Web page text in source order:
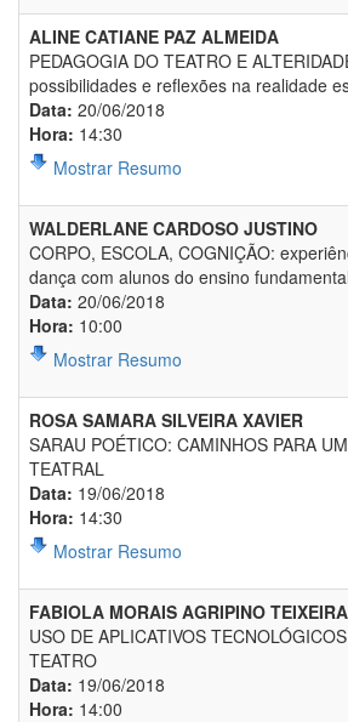
ALINE CATIANE PAZ ALMEIDA
PEDAGOGIA DO TEATRO E
possibilidades e reflexões na realidade
Data: 20/06/2018
Hora: 14:30
Mostrar Resumo
WALDERLANE CARDOSO JUSTINO
CORPO, ESCOLA, COGNIÇÃO:
dança com alunos do ensino fundamental
Data: 20/06/2018
Hora: 10:00
Mostrar Resumo
ROSA SAMARA SILVEIRA XAVIER
SARAU POÉTICO: CAMINHOS PARA
TEATRAL
Data: 19/06/2018
Hora: 14:30
Mostrar Resumo
FABIOLA MORAIS AGRIPINO TEIXEIRA
USO DE APLICATIVOS
TEATRO
Data: 19/06/2018
Hora: 14:00